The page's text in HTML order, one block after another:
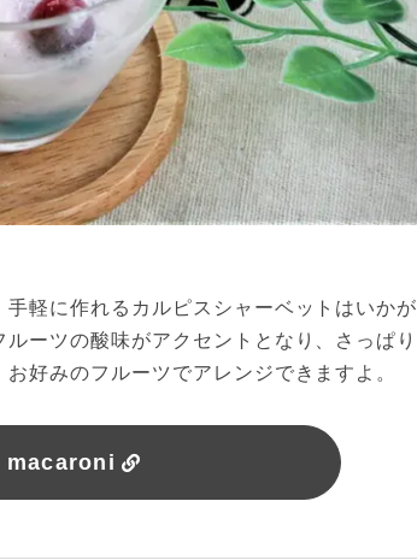
軽に作れるカルピスシャーベットはいかが
ーツの酸味がアクセントとなり、さっぱり
好みのフルーツでアレンジできますよ。
macaroni